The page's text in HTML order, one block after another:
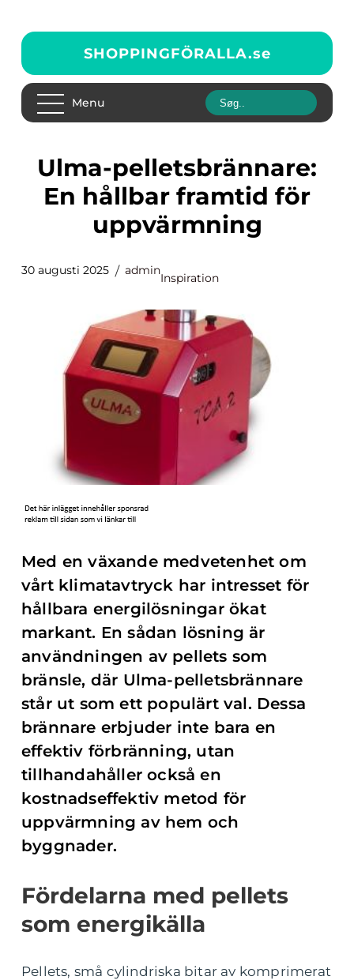
SHOPPINGFÖRALLA.se
Menu
Ulma-pelletsbrännare:
En hållbar framtid för
uppvärmning
30 augusti 2025 admin
Inspiration
Med en växande medvetenhet om
vårt klimatavtryck har intresset för
hållbara energilösningar ökat
markant. En sådan lösning är
användningen av pellets som
bränsle, där Ulma-pelletsbrännare
står ut som ett populärt val. Dessa
brännare erbjuder inte bara en
effektiv förbränning, utan
tillhandahåller också en
kostnadseffektiv metod för
uppvärmning av hem och
byggnader.
Fördelarna med pellets
som energikälla
Pellets, små cylindriska bitar av komprimerat